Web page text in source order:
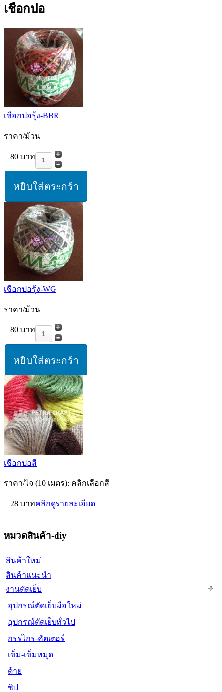
เชือกปอ
เชือกปอรุ้ง-BBR
ราคา/ม้วน
80 บาท
เชือกปอรุ้ง-WG
ราคา/ม้วน
80 บาท
เชือกปอสี
ราคา/ไจ (10 เมตร): คลิกเลือกสี
28 บาทคลิกดูรายละเอียด
หมวดสินค้า-diy
สินค้าใหม่
สินค้าแนะนำ
งานตัดเย็บ
อุปกรณ์ตัดเย็บมือใหม่
อุปกรณ์ตัดเย็บทั่วไป
กรรไกร-คัตเตอร์
เข็ม-เข็มหมุด
ด้าย
ซิป